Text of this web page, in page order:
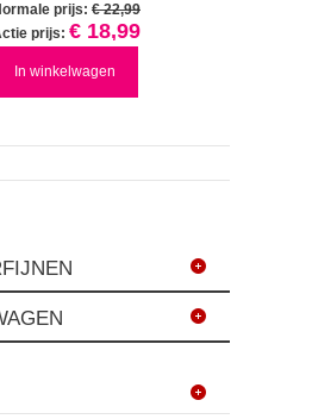
prijs: € 22,99
prijs: € 18,99
In winkelwagen